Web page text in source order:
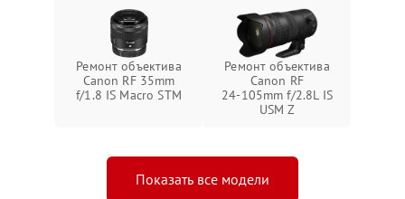
Ремонт объектива
Canon RF 35mm
f/1.8 IS Macro STM
Ремонт объектива
Canon RF
24‑105mm f/2.8L IS
USM Z
Показать все модели